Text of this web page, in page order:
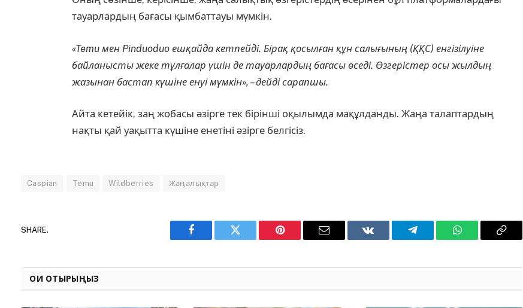
тауарлардың бағасы қымбаттауы мүмкін.
«Temu мен Pinduoduo ешқайда кетпейді. Бірақ қосылған құн салығының (ҚҚС) енгізілуіне
байланысты жеке тұлғалар үшін де тауарлардың бағасы өседі. Өзгерістер осы жылдың
жазынан бастап күшіне енуі мүмкін», – дейді сарапшы.
Айта кетейік, заң жобасы әзірге тек бірінші оқылымда мақұлданды. Жаңа талаптардың
нақты қай уақытта күшіне енетіні әзірге белгісіз.
Caspian Temu Wildberries Жаңалықтар
SHARE.
Facebook Twitter Pinterest Email VKontakteTelegram WhatsAppCopy
ОҚИ ОТЫРЫҢЫЗ